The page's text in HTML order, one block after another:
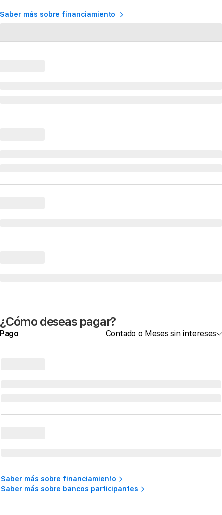
Saber más sobre financiamiento
¿Cómo deseas pagar?
Pago Contado o Meses sin intereses
Saber más sobre financiamiento
Saber más sobre bancos participantes